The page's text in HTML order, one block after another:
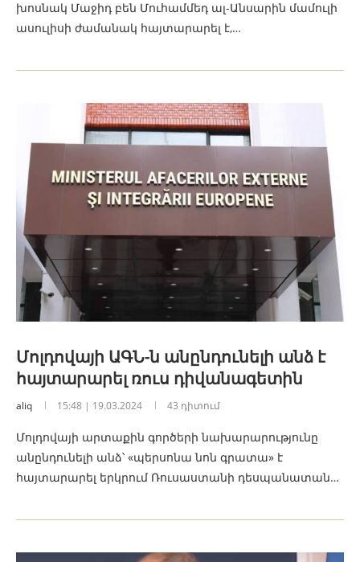
խոսնակ Մաջիդ բեն Մուհամմեդ ալ-Անսարին մամուլի
ասուլիսի ժամանակ հայտարարել է,…
Մոլդովայի ԱԳՆ-ն անընդունելի անձ է
հայտարարել ռուս դիվանագետին
aliq 15:48 | 19.03.2024 43 դիտում
Մոլդովայի արտաքին գործերի նախարարությունը
անընդունելի անձ՝ «պերսոնա նոն գրատա» է
հայտարարել երկրում Ռուսաստանի դեսպանատան…